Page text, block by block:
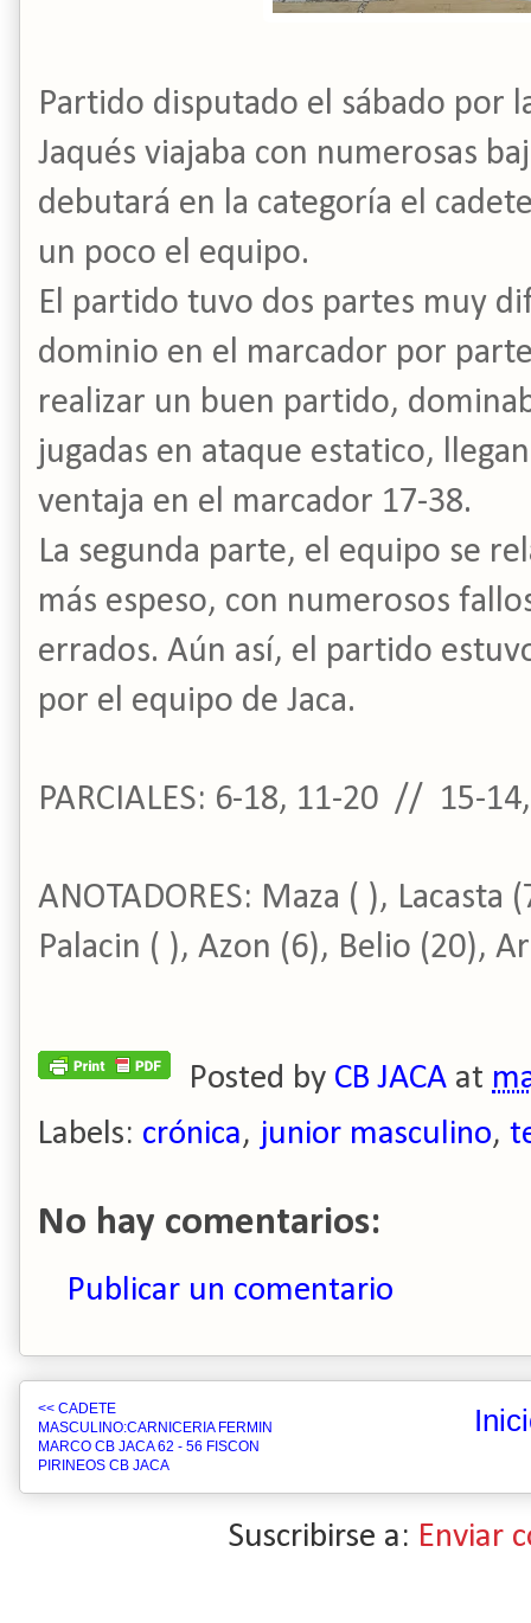
Partido disputado el sábado por
Jaqués viajaba con numerosas
debutará en la categoría el
un poco el equipo.
El partido tuvo dos partes muy
dominio en el marcador por
realizar un buen partido,
jugadas en ataque estatico,
ventaja en el marcador 17-38.
La segunda parte, el equipo se
más espeso, con numerosos
errados. Aún así, el partido
por el equipo de Jaca.
PARCIALES: 6-18, 11-20 // 15-
ANOTADORES: Maza ( ), Lacasta
Palacin ( ), Azon (6), Belio (20),
Posted by CB JACA at
Labels: crónica, junior masculino,
No hay comentarios:
Publicar un comentario
<< CADETE
MASCULINO:CARNICERIA FERMIN
MARCO CB JACA 62 - 56 FISCON
PIRINEOS CB JACA
Suscribirse a: Enviar